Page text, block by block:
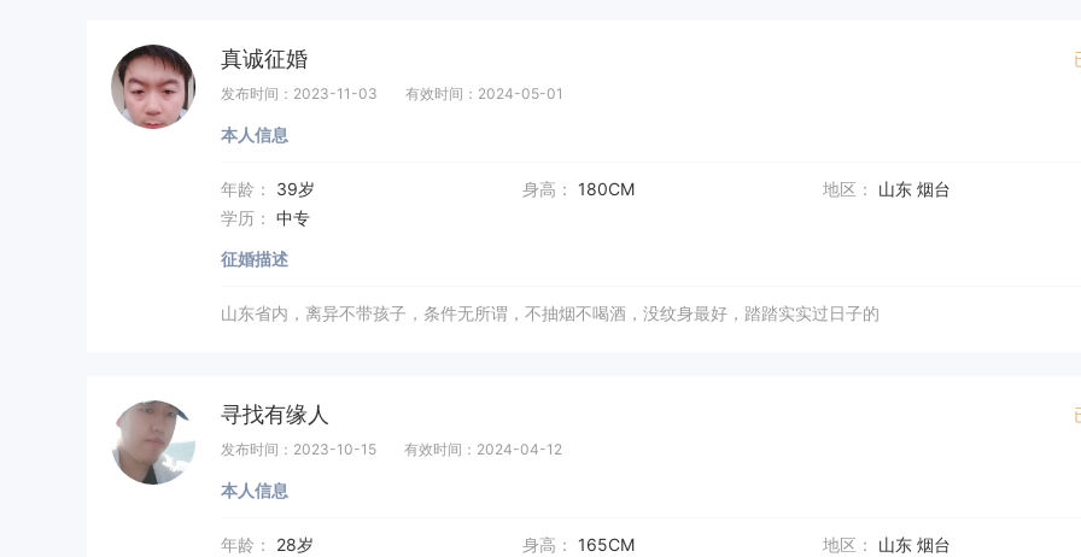
真诚征婚
发布时间：2023-11-03 有效时间：2024-05-01
本人信息
年龄： 39岁 身高： 180CM 地区：
山东 烟台
学历： 中专
征婚描述
山东省内，离异不带孩子，条件无所谓，不抽烟不喝酒，没纹身最好，踏踏实实过日子的
寻找有缘人
发布时间：2023-10-15 有效时间：2024-04-12
本人信息
年龄： 28岁 身高： 165CM 地区： 山东 烟台